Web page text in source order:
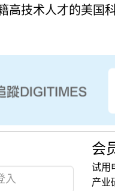
高技术人才的美国
会
试用
产业